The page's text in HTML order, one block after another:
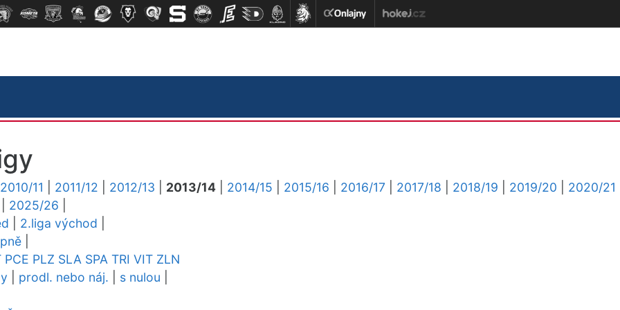
2010/11 2011/12 2012/13 2013/14 2014/15 2015/16 2016/17 2017/18 2018/19 2019/20
2020/21
2025/26
2.liga východ
PCE PLZ SLA SPA TRI VIT ZLN
prodl. nebo náj. s nulou